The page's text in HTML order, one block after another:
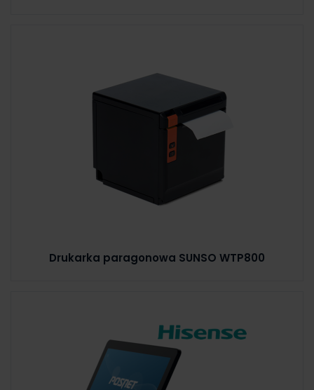
Drukarka paragonowa SUNSO WTP800